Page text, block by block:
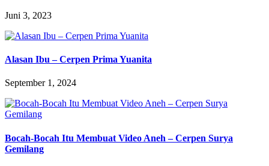
Juni 3, 2023
Alasan Ibu – Cerpen Prima Yuanita
September 1, 2024
Bocah-Bocah Itu Membuat Video Aneh – Cerpen Surya
Gemilang